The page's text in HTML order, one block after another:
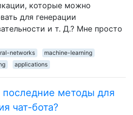
которые можно
для генерации
и т. Д.? Мне просто
networks
machine-learning
applications
последние методы для
чат-бота?